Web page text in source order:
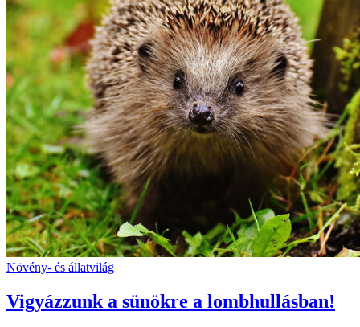
Növény- és állatvilág
Vigyázzunk a sünökre a lombhullásban!